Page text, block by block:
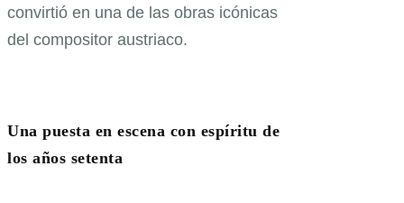
convirtió en una de las obras icónicas
del compositor austriaco.
Una puesta en escena con espíritu de
los años setenta